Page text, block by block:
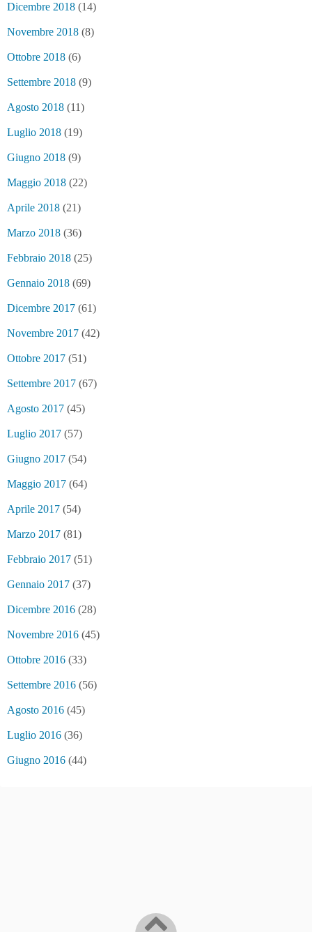
Dicembre 2018 (14)
Novembre 2018 (8)
Ottobre 2018 (6)
Settembre 2018 (9)
Agosto 2018 (11)
Luglio 2018 (19)
Giugno 2018 (9)
Maggio 2018 (22)
Aprile 2018 (21)
Marzo 2018 (36)
Febbraio 2018 (25)
Gennaio 2018 (69)
Dicembre 2017 (61)
Novembre 2017 (42)
Ottobre 2017 (51)
Settembre 2017 (67)
Agosto 2017 (45)
Luglio 2017 (57)
Giugno 2017 (54)
Maggio 2017 (64)
Aprile 2017 (54)
Marzo 2017 (81)
Febbraio 2017 (51)
Gennaio 2017 (37)
Dicembre 2016 (28)
Novembre 2016 (45)
Ottobre 2016 (33)
Settembre 2016 (56)
Agosto 2016 (45)
Luglio 2016 (36)
Giugno 2016 (44)